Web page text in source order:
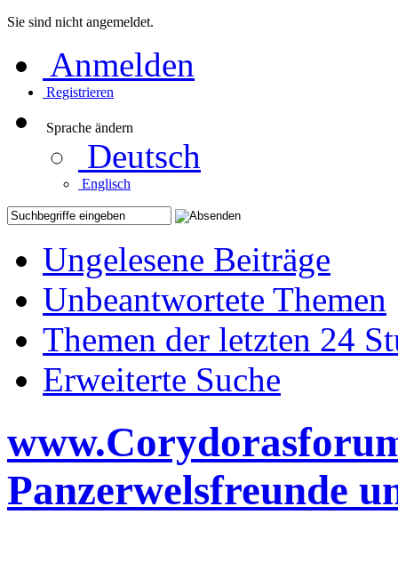
Sie sind nicht angemeldet.
Anmelden
Registrieren
Sprache ändern
Deutsch
Englisch
Ungelesene Beiträge
Unbeantwortete Themen
Themen der letzten 24
Erweiterte Suche
Panzerwelsfreunde